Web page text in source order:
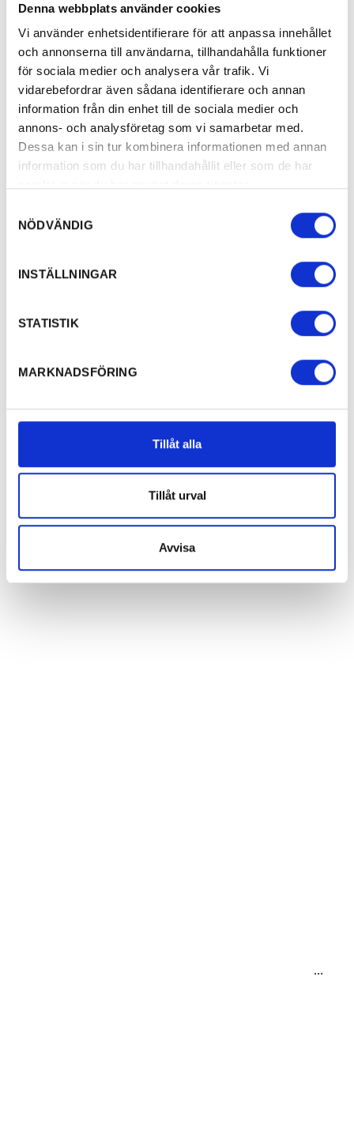
Denna webbplats använder cookies
Vi använder enhetsidentifierare för att anpassa innehållet
och annonserna till användarna, tillhandahålla funktioner
för sociala medier och analysera vår trafik. Vi
vidarebefordrar även sådana identifierare och annan
information från din enhet till de sociala medier och
annons- och analysföretag som vi samarbetar med.
Dessa kan i sin tur kombinera informationen med annan
information som du har tillhandahållit eller som de har
NÖDVÄNDIG
INSTÄLLNINGAR
STATISTIK
MARKNADSFÖRING
Tillåt alla
Tillåt urval
Avvisa